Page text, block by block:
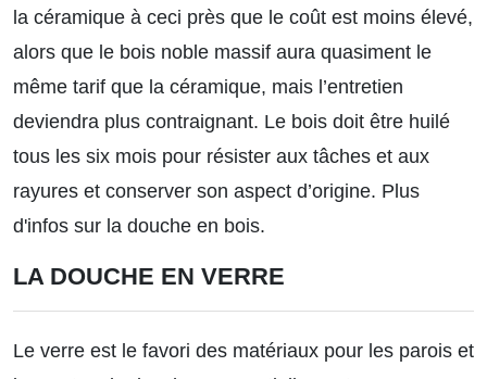
la céramique à ceci près que le coût est moins élevé,
alors que le bois noble massif aura quasiment le
même tarif que la céramique, mais l’entretien
deviendra plus contraignant. Le bois doit être huilé
tous les six mois pour résister aux tâches et aux
rayures et conserver son aspect d’origine. Plus
d'infos sur la douche en bois.
LA DOUCHE EN VERRE
Le verre est le favori des matériaux pour les parois et